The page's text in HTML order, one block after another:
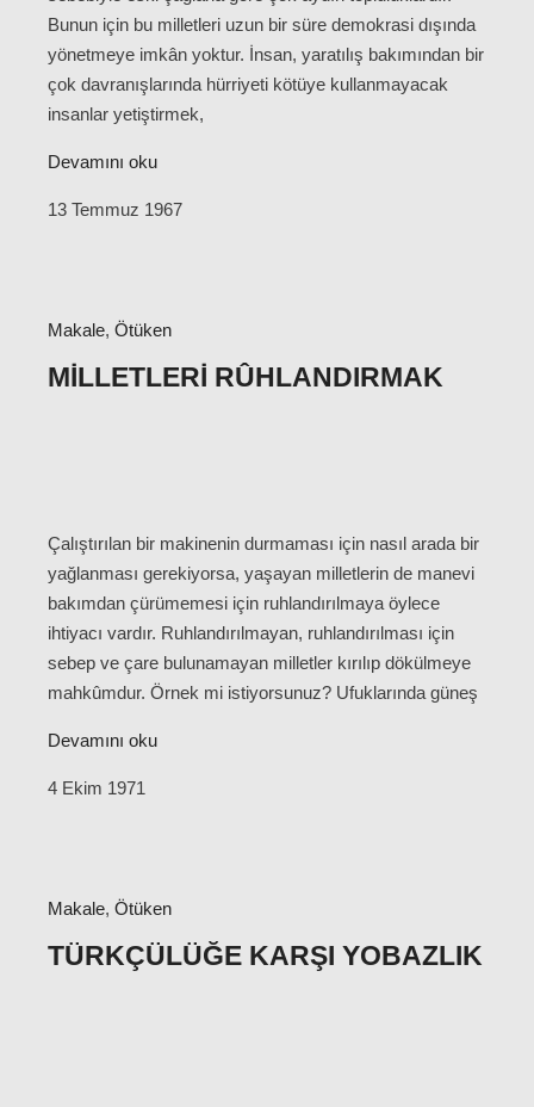
Bunun için bu milletleri uzun bir süre demokrasi dışında
yönetmeye imkân yoktur. İnsan, yaratılış bakımından bir
çok davranışlarında hürriyeti kötüye kullanmayacak
insanlar yetiştirmek,
Devamını oku
13 Temmuz 1967
Makale, Ötüken
MILLETLERI RÛHLANDIRMAK
Çalıştırılan bir makinenin durmaması için nasıl arada bir
yağlanması gerekiyorsa, yaşayan milletlerin de manevi
bakımdan çürümemesi için ruhlandırılmaya öylece
ihtiyacı vardır. Ruhlandırılmayan, ruhlandırılması için
sebep ve çare bulunamayan milletler kırılıp dökülmeye
mahkûmdur. Örnek mi istiyorsunuz? Ufuklarında güneş
Devamını oku
4 Ekim 1971
Makale, Ötüken
TÜRKÇÜLÜĞE KARŞI YOBAZLIK